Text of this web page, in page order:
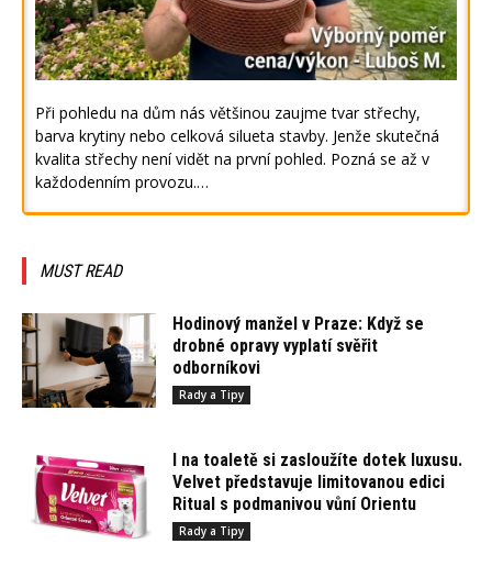
Při pohledu na dům nás většinou zaujme tvar střechy,
barva krytiny nebo celková silueta stavby. Jenže skutečná
kvalita střechy není vidět na první pohled. Pozná se až v
každodenním provozu.…
MUST READ
Hodinový manžel v Praze: Když se
drobné opravy vyplatí svěřit
odborníkovi
Rady a Tipy
I na toaletě si zasloužíte dotek luxusu.
Velvet představuje limitovanou edici
Ritual s podmanivou vůní Orientu
Rady a Tipy